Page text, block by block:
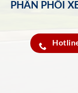
PHÂN PHỐI